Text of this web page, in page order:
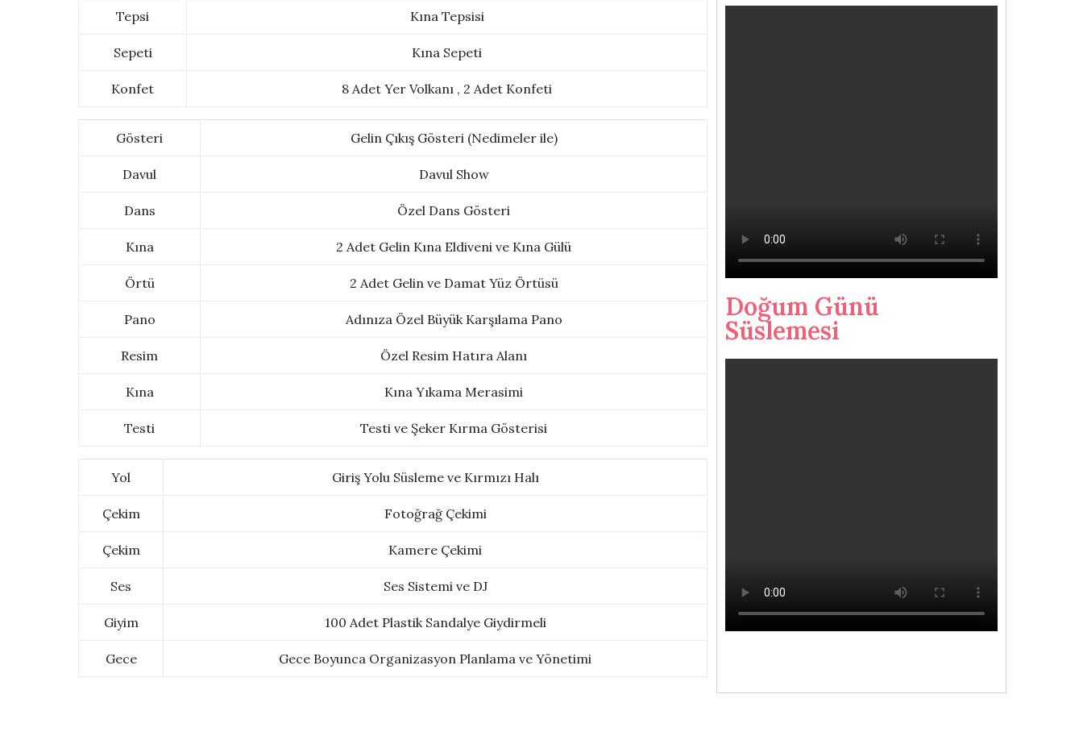
Tepsi Kına Tepsisi
Sepeti Kına Sepeti
Konfet 8 Adet Yer Volkanı , 2 Adet Konfeti
Gösteri Gelin Çıkış Gösteri (Nedimeler ile)
Davul Davul Show
Dans Özel Dans Gösteri
Kına 2 Adet Gelin Kına Eldiveni ve Kına Gülü
Örtü 2 Adet Gelin ve Damat Yüz Örtüsü
Pano Adınıza Özel Büyük Karşılama Pano
Resim Özel Resim Hatıra Alanı
Kına Kına Yıkama Merasimi
Testi Testi ve Şeker Kırma Gösterisi
Yol Giriş Yolu Süsleme ve Kırmızı Halı
Çekim Fotoğrağ Çekimi
Çekim Kamere Çekimi
Ses Ses Sistemi ve DJ
Giyim 100 Adet Plastik Sandalye Giydirmeli
Gece Gece Boyunca Organizasyon Planlama ve Yönetimi
Doğum Günü
Süslemesi